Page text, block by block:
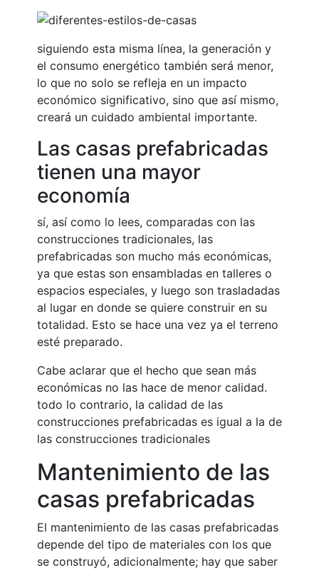
siguiendo esta misma línea, la generación y
el consumo energético también será menor,
lo que no solo se refleja en un impacto
económico significativo, sino que así mismo,
creará un cuidado ambiental importante.
Las casas prefabricadas
tienen una mayor
economía
sí, así como lo lees, comparadas con las
construcciones tradicionales, las
prefabricadas son mucho más económicas,
ya que estas son ensambladas en talleres o
espacios especiales, y luego son trasladadas
al lugar en donde se quiere construir en su
totalidad. Esto se hace una vez ya el terreno
esté preparado.
Cabe aclarar que el hecho que sean más
económicas no las hace de menor calidad.
todo lo contrario, la calidad de las
construcciones prefabricadas es igual a la de
las construcciones tradicionales
Mantenimiento de las
casas prefabricadas
El mantenimiento de las casas prefabricadas
depende del tipo de materiales con los que
se construyó, adicionalmente; hay que saber